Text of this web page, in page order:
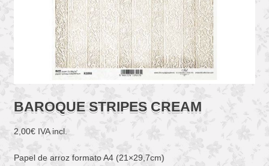
BAROQUE STRIPES CREAM
2,00€ IVA incl.
Papel de arroz formato A4 (21×29,7cm)